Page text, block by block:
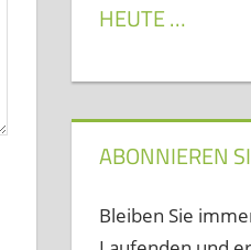
HEUTE …
ABONNIEREN
Bleiben Sie